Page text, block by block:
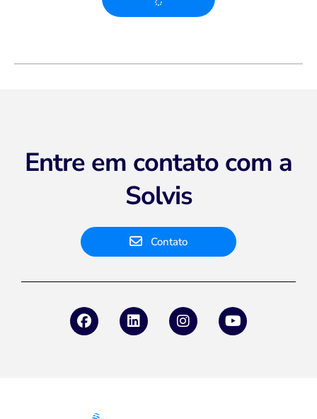
Entre em contato com a
Solvis
Contato